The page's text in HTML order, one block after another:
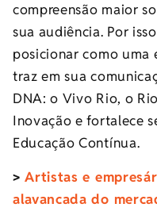
compreensão maior
sua audiência. Por
posicionar como uma
traz em sua
DNA: o Vivo Rio, o
Inovação e fortalece
Educação Contínua.
>Artistas e
alavancada do